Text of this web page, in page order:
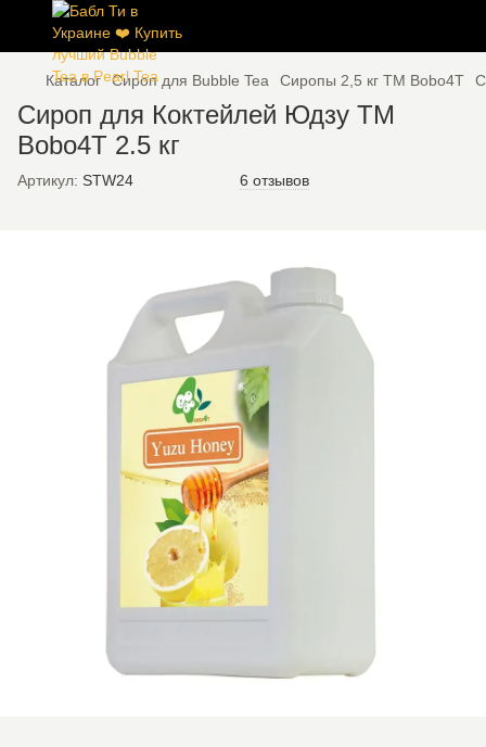
Каталог Сироп для Bubble Tea Сиропы 2,5 кг ТМ Bobo4T
Сироп для Коктейлей Юдзу TM
Bobo4T 2.5 кг
Артикул: STW24 6 отзывов